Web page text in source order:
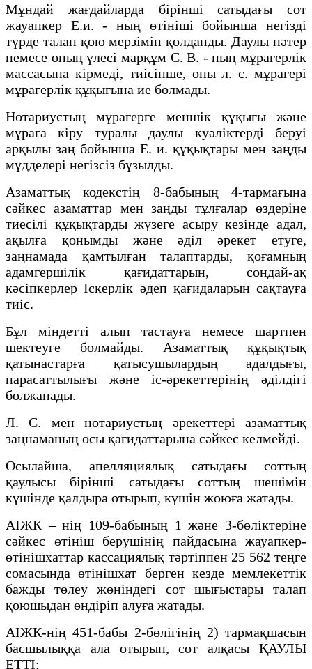
Мұндай жағдайларда бірінші сатыдағы сот
жауапкер Е.и. - ның өтініші бойынша негізді
түрде талап қою мерзімін қолданды. Даулы пәтер
немесе оның үлесі марқұм С. В. - ның мұрагерлік
массасына кірмеді, тиісінше, оны л. с. мұрагері
мұрагерлік құқығына ие болмады.
Нотариустың мұрагерге меншік құқығы және
мұраға кіру туралы даулы куәліктерді беруі
арқылы заң бойынша Е. и. құқықтары мен заңды
мүдделері негізсіз бұзылды.
Азаматтық кодекстің 8-бабының 4-тармағына
сәйкес азаматтар мен заңды тұлғалар өздеріне
тиесілі құқықтарды жүзеге асыру кезінде адал,
ақылға қонымды және әділ әрекет етуге,
заңнамада қамтылған талаптарды, қоғамның
адамгершілік қағидаттарын, сондай-ақ
кәсіпкерлер Іскерлік әдеп қағидаларын сақтауға
тиіс.
Бұл міндетті алып тастауға немесе шартпен
шектеуге болмайды. Азаматтық құқықтық
қатынастарға қатысушылардың адалдығы,
парасаттылығы және іс-әрекеттерінің әділдігі
болжанады.
Л. С. мен нотариустың әрекеттері азаматтық
заңнаманың осы қағидаттарына сәйкес келмейді.
Осылайша, апелляциялық сатыдағы соттың
қаулысы бірінші сатыдағы соттың шешімін
күшінде қалдыра отырып, күшін жоюға жатады.
АІЖК – нің 109-бабының 1 және 3-бөліктеріне
сәйкес өтініш берушінің пайдасына жауапкер-
өтінішхаттар кассациялық тәртіппен 25 562 теңге
сомасында өтінішхат берген кезде мемлекеттік
бажды төлеу жөніндегі сот шығыстары талап
қоюшыдан өндіріп алуға жатады.
АІЖК-нің 451-бабы 2-бөлігінің 2) тармақшасын
басшылыққа ала отырып, сот алқасы ҚАУЛЫ
ЕТТІ: